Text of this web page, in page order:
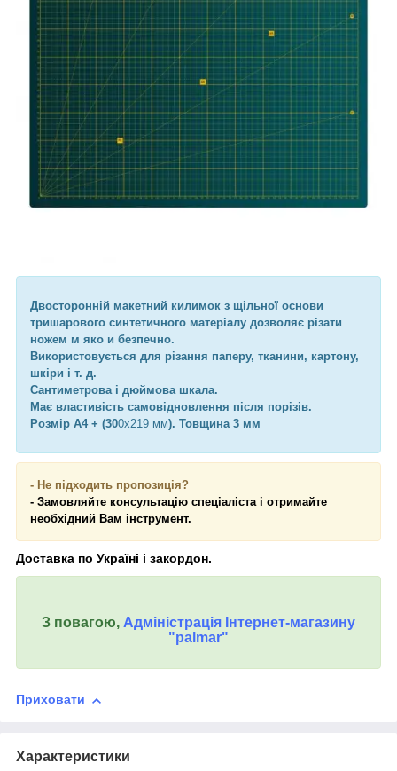
Двосторонній макетний килимок з щільної основи
тришарового синтетичного матеріалу дозволяє різати
ножем м яко и безпечно.
Використовується для різання паперу, тканини, картону,
шкіри і т. д.
Сантиметрова і дюймова шкала.
Має властивість самовідновлення після порізів.
Розмір А4 + (300х219 мм). Товщина 3 мм
- Не підходить пропозиція?
- Замовляйте консультацію спеціаліста і отримайте
необхідний Вам інструмент.
Доставка по Україні і закордон.
З повагою, Адміністрація Інтернет-магазину
"palmar"
Приховати
Характеристики